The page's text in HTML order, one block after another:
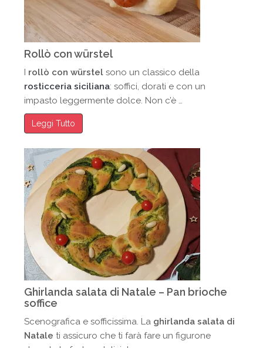
Rollò con würstel
I rollò con würstel sono un classico della
rosticceria siciliana: soffici, dorati e con un
impasto leggermente dolce. Non c’è …
Leggi Tutto
Ghirlanda salata di Natale – Pan brioche
soffice
Scenografica e sofficissima. La ghirlanda salata di
Natale ti assicuro che ti farà fare un figurone